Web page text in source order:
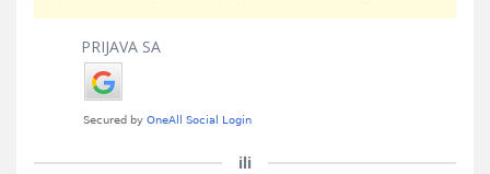
PRIJAVA SA
ili